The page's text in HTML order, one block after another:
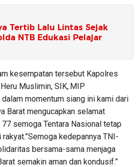
Tertib Lalu Lintas Sejak
NTB Edukasi Pelajar
kesempatan tersebut Kapolres
Muslimin, SIK,.MIP
momentum siang ini kami dari
Barat mengucapkan selamat
semoga Tentara Nasional tetap
kedepannya TNI-
bersama-sama menjaga
semakin aman dan kondusif.”